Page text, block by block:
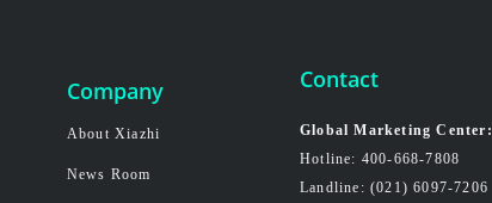
Company
About Xiazhi
News Room
Contact
Global Marketing Center:
Hotline: 400-668-7808
Landline: (021) 6097-7206